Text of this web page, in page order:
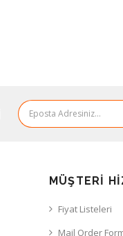
MÜŞTERI
Fiyat Listeleri
Mail Order